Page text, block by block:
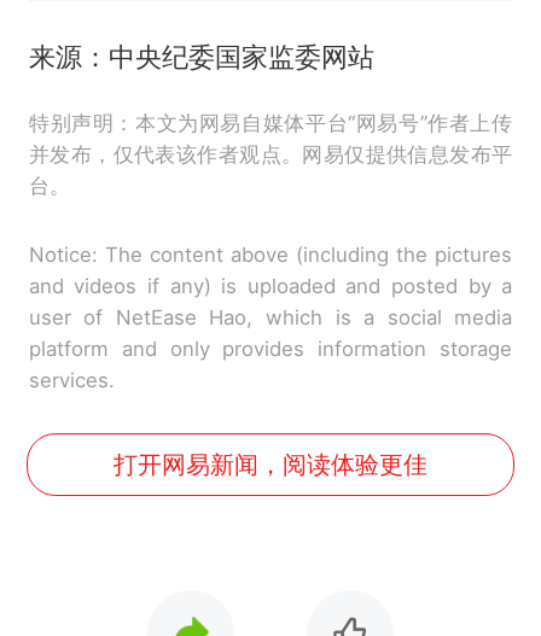
来源：中央纪委国家监委网站
特别声明：本文为网易自媒体平台“网易号”作者上传
并发布，仅代表该作者观点。网易仅提供信息发布平
台。
Notice: The content above (including the pictures
and videos if any) is uploaded and posted by a
user of NetEase Hao, which is a social media
platform and only provides information storage
services.
打开网易新闻，阅读体验更佳